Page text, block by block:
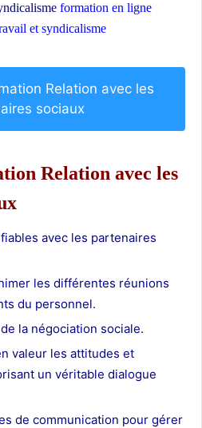
formation en ligne
et syndicalisme
Relation avec les
sociaux
Relation avec les
avec les partenaires
les différentes réunions
du personnel.
la négociation sociale.
valeur les attitudes et
un véritable dialogue
de communication pour gérer